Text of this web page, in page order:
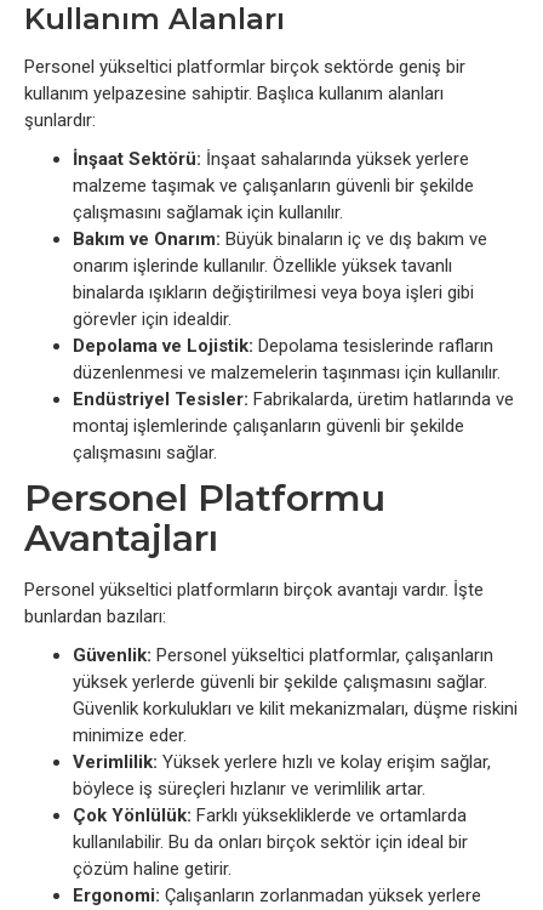
Kullanım Alanları
Personel yükseltici platformlar birçok sektörde geniş bir
kullanım yelpazesine sahiptir. Başlıca kullanım alanları
şunlardır:
İnşaat Sektörü: İnşaat sahalarında yüksek yerlere
malzeme taşımak ve çalışanların güvenli bir şekilde
çalışmasını sağlamak için kullanılır.
Bakım ve Onarım: Büyük binaların iç ve dış bakım ve
onarım işlerinde kullanılır. Özellikle yüksek tavanlı
binalarda ışıkların değiştirilmesi veya boya işleri gibi
görevler için idealdir.
Depolama ve Lojistik: Depolama tesislerinde rafların
düzenlenmesi ve malzemelerin taşınması için kullanılır.
Endüstriyel Tesisler: Fabrikalarda, üretim hatlarında ve
montaj işlemlerinde çalışanların güvenli bir şekilde
çalışmasını sağlar.
Personel Platformu
Avantajları
Personel yükseltici platformların birçok avantajı vardır. İşte
bunlardan bazıları:
Güvenlik: Personel yükseltici platformlar, çalışanların
yüksek yerlerde güvenli bir şekilde çalışmasını sağlar.
Güvenlik korkulukları ve kilit mekanizmaları, düşme riskini
minimize eder.
Verimlilik: Yüksek yerlere hızlı ve kolay erişim sağlar,
böylece iş süreçleri hızlanır ve verimlilik artar.
Çok Yönlülük: Farklı yüksekliklerde ve ortamlarda
kullanılabilir. Bu da onları birçok sektör için ideal bir
çözüm haline getirir.
Ergonomi: Çalışanların zorlanmadan yüksek yerlere